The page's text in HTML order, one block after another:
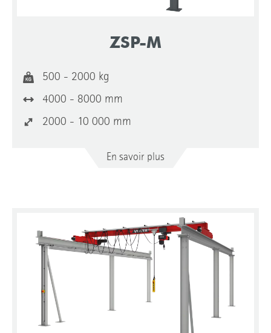
ZSP-M
500 - 2000 kg
4000 - 8000 mm
2000 - 10 000 mm
En savoir plus